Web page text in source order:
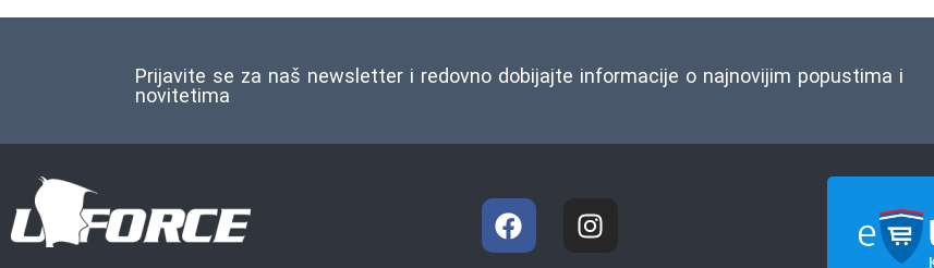
ocene
Prijavite se za naš newsletter i redovno dobijajte informacije o najnovijim popustima i
novitetima